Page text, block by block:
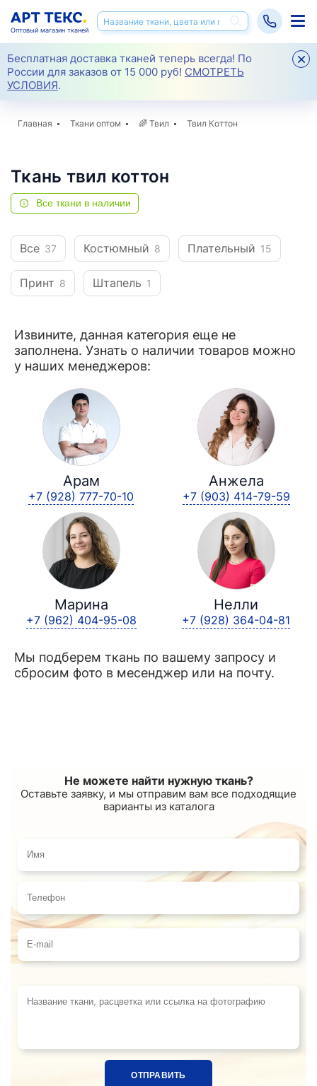
Бесплатная доставка тканей теперь всегда! По
России для заказов от 15 000 руб! СМОТРЕТЬ
УСЛОВИЯ.
Оптовый магазин тканей
Главная Ткани оптом 🌈 Твил Твил Коттон
Ткань твил коттон
Все ткани в наличии
Все 37 Костюмный 8 Плательный 15
Принт 8 Штапель 1
Извините, данная категория еще не
заполнена. Узнать о наличии товаров можно
у наших менеджеров:
Арам
+7 (928) 777-70-10
Анжела
+7 (903) 414-79-59
Марина
+7 (962) 404-95-08
Нелли
+7 (928) 364-04-81
Мы подберем ткань по вашему запросу и
сбросим фото в месенджер или на почту.
Не можете найти нужную ткань?
Оставьте заявку, и мы отправим вам все подходящие
варианты из каталога
Имя
Телефон
E-mail